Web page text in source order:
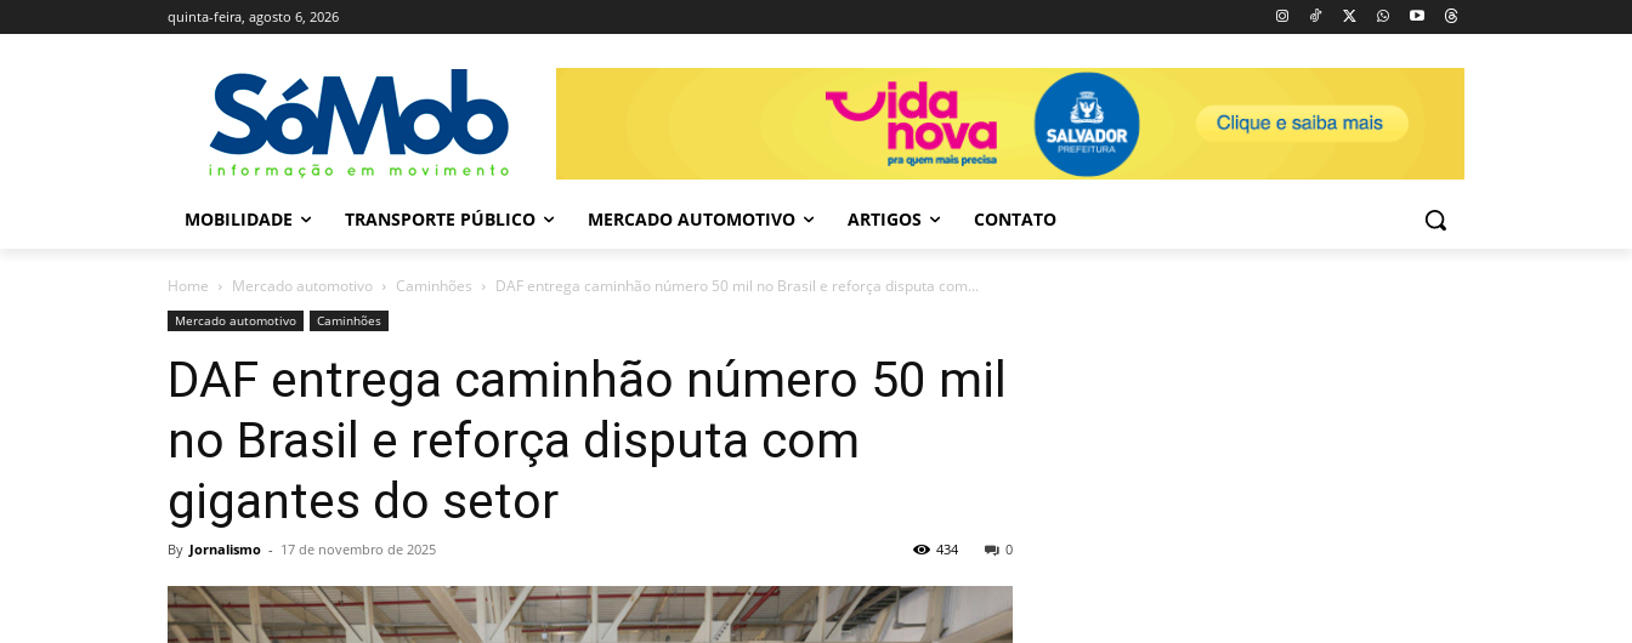
quinta-feira, agosto 6, 2026
MOBILIDADE TRANSPORTE PÚBLICO MERCADO AUTOMOTIVO ARTIGOS CONTATO
Home Mercado automotivo Caminhões DAF entrega caminhão número 50 mil no Brasil e reforça disputa com...
Mercado automotivo Caminhões
DAF entrega caminhão número 50 mil
no Brasil e reforça disputa com
gigantes do setor
By Jornalismo - 17 de novembro de 2025 0
434